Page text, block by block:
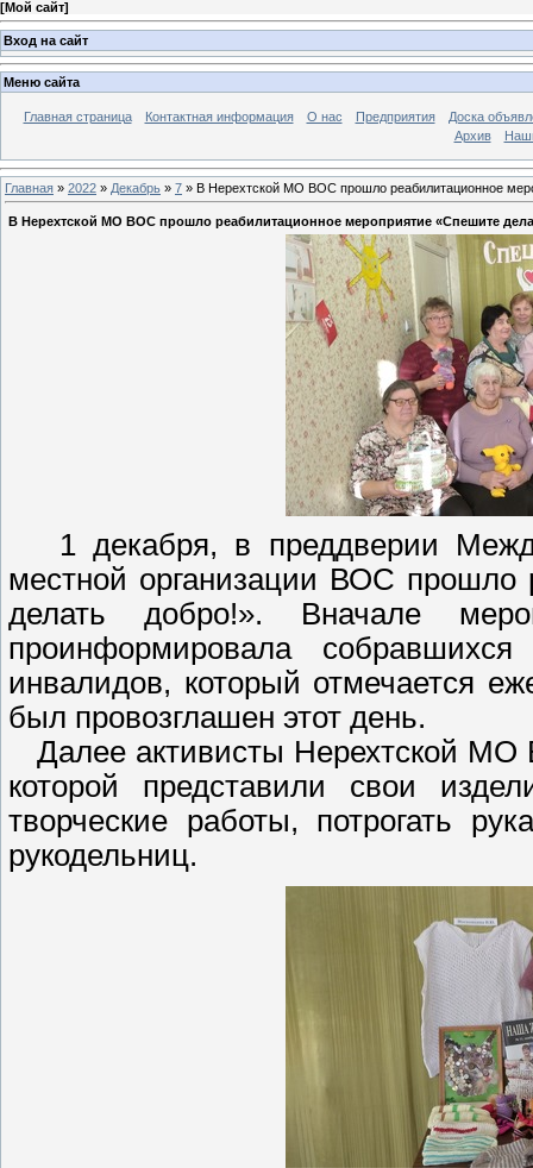
[Мой сайт]
Вход на сайт
Меню сайта
Главная страница Контактная информация О нас Предприятия
Доска
Архив
Главная » 2022 » Декабрь » 7 » В Нерехтской МО ВОС прошло реабилитационное
В Нерехтской МО ВОС прошло реабилитационное мероприятие «Спешите
1 декабря, в преддверии
местной организации ВОС прошло
делать добро!». Вначале
проинформировала
инвалидов, который отмечается
был провозглашен этот день.
Далее активисты Нерехтской МО
которой представили свои
творческие работы, потрогать
рукодельниц.